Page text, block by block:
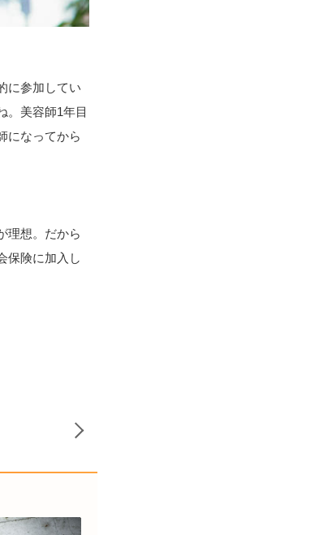
に参加してい
。美容師1年目
になってから
理想。だから
保険に加入し